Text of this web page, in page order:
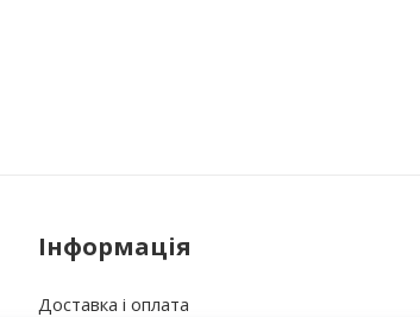
Ваше ім’я:
Інформація
Доставка і оплата